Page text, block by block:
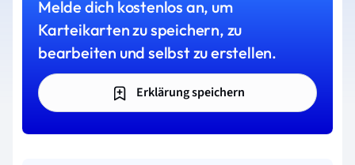
Melde dich kostenlos an, um
Karteikarten zu speichern, zu
bearbeiten und selbst zu erstellen.
Erklärung speichern